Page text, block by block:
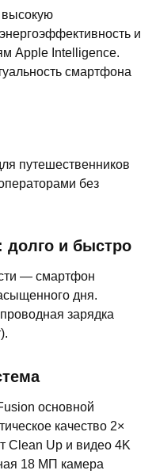
и
Apple Intelligence.
смартфона
путешественников
без
долго и быстро
— смартфон
дня.
зарядка
основной
качество 2×
Clean Up и видео 4K
18 МП камера